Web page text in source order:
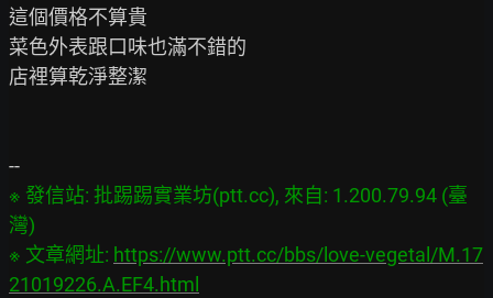
這個價格不算貴
菜色外表跟口味也滿不錯的
店裡算乾淨整潔
※ 發信站: 批踢踢實業坊(ptt.cc), 來自: 1.200.79.94 (臺
灣)
※ 文章網址: https://www.ptt.cc/bbs/love-vegetal/M.17
21019226.A.EF4.html